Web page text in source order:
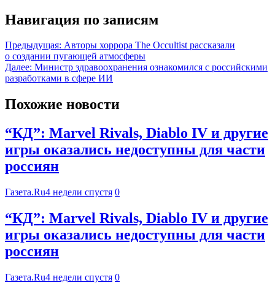
Навигация по записям
Предыдущая: Авторы хоррора The Occultist рассказали
о создании пугающей атмосферы
Далее: Министр здравоохранения ознакомился с российскими
разработками в сфере ИИ
Похожие новости
“КД”: Marvel Rivals, Diablo IV и другие
игры оказались недоступны для части
россиян
Газета.Ru4 недели спустя 0
“КД”: Marvel Rivals, Diablo IV и другие
игры оказались недоступны для части
россиян
Газета.Ru4 недели спустя 0